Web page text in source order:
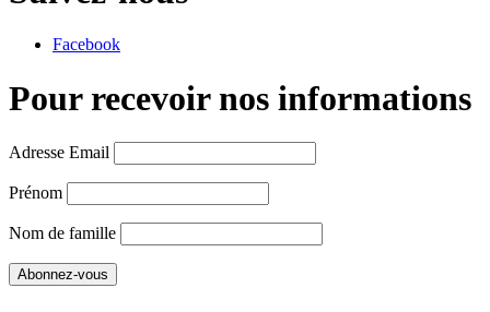
Facebook
Pour recevoir nos informations
Adresse Email
Prénom
Nom de famille